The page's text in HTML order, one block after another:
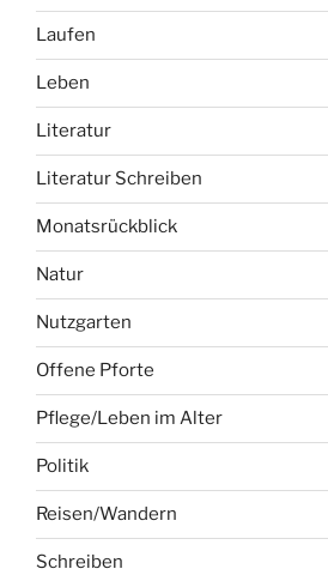
Laufen
Leben
Literatur
Literatur Schreiben
Monatsrückblick
Natur
Nutzgarten
Offene Pforte
Pflege/Leben im Alter
Politik
Reisen/Wandern
Schreiben